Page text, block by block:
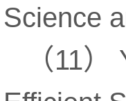
Science
（11）